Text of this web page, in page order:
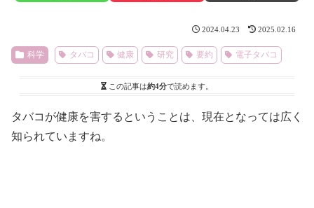
2024.04.23 2025.02.16
科学 タバコ 健康 研究 要約 電子タバコ
この記事は約4分で読めます。
タバコが健康を害するということは、現在となっては広く
知られていますね。